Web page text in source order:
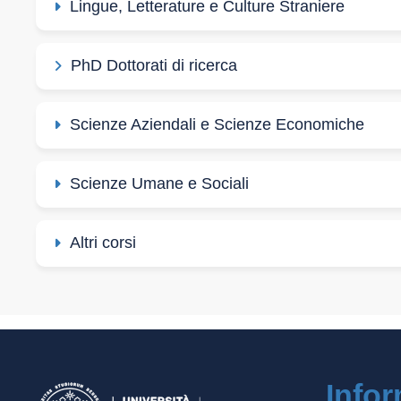
Lingue, Letterature e Culture Straniere
PhD Dottorati di ricerca
Scienze Aziendali e Scienze Economiche
Scienze Umane e Sociali
Altri corsi